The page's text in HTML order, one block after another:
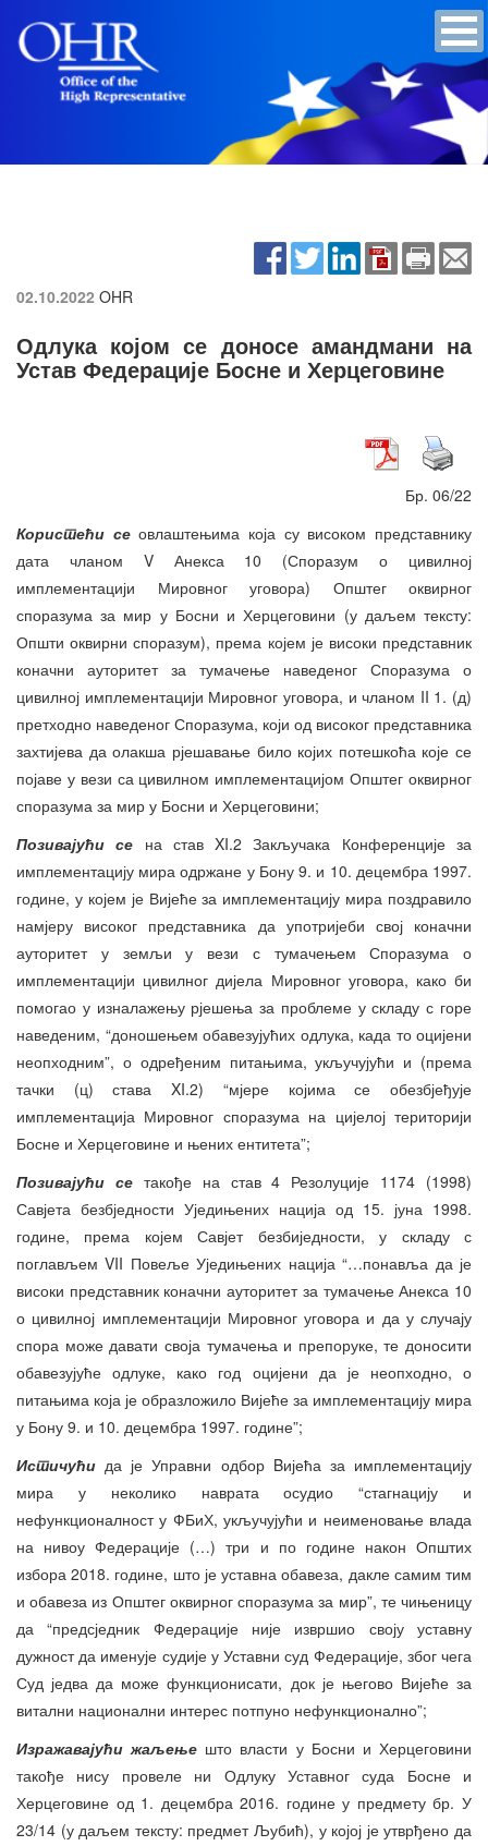
02.10.2022 OHR
Одлука којом се доносе амандмани на
Устав Федерације Босне и Херцеговине
Бр. 06/22
Користећи сеовлаштењима која су високом представнику
дата чланом V Анекса 10 (Споразум о цивилној
имплементацији Мировног уговора) Општег оквирног
споразума за мир у Босни и Херцеговини (у даљем тексту:
Општи оквирни споразум), према којем је високи представник
коначни ауторитет за тумачење наведеног Споразума о
цивилној имплементацији Мировног уговора, и чланом II 1. (д)
претходно наведеног Споразума, који од високог представника
захтијева да олакша рјешавање било којих потешкоћа које се
појаве у вези са цивилном имплементацијом Општег оквирног
споразума за мир у Босни и Херцеговини;
Позивајући се на став XI.2 Закључака Конференције за
имплементацију мира одржане у Бону 9. и 10. децембра 1997.
године, у којем је Вијеће за имплементацију мира поздравило
намјеру високог представника да употријеби свој коначни
ауторитет у земљи у вези с тумачењем Споразума о
имплементацији цивилног дијела Мировног уговора, како би
помогао у изналажењу рјешења за проблеме у складу с горе
наведеним, “доношењем обавезујућих одлука, када то оцијени
неопходним”, о одређеним питањима, укључујући и (према
тачки (ц) става XI.2) “мјере којима се обезбјеђује
имплементација Мировног споразума на цијелој територији
Босне и Херцеговине и њених ентитета”;
Позивајући сетакође на став 4 Резолуције 1174 (1998)
Савјета безбједности Уједињених нација од 15. јуна 1998.
године, према којем Савјет безбиједности, у складу с
поглављем VII Повеље Уједињених нација “…понавља да је
високи представник коначни ауторитет за тумачење Анекса 10
о цивилној имплементацији Мировног уговора и да у случају
спора може давати своја тумачења и препоруке, те доносити
обавезујуће одлуке, како год оцијени да је неопходно, о
питањима која је образложило Вијеће за имплементацију мира
у Бону 9. и 10. децембра 1997. године”;
Истичући да је Управни одбор Bијећа за имплементацију
мира у неколико наврата осудио “стагнацију и
нефункционалност у ФБиХ, укључујући и неименовање влада
на нивоу Федерације (…) три и по године након Општих
избора 2018. године, што је уставна обавеза, дакле самим тим
и обавеза из Општег оквирног споразума за мир”, те чињеницу
да “предсједник Федерације није извршио своју уставну
дужност да именује судије у Уставни суд Федерације, због чега
Суд једва да може функционисати, док је његово Вијеће за
витални национални интерес потпуно нефункционално”;
Изражавајући жаљење што власти у Босни и Херцеговини
такође нису провеле ни Одлуку Уставног суда Босне и
Херцеговине од 1. децембра 2016. године у предмету бр. У
23/14 (у даљем тексту: предмет Љубић), у којој је утврђено да